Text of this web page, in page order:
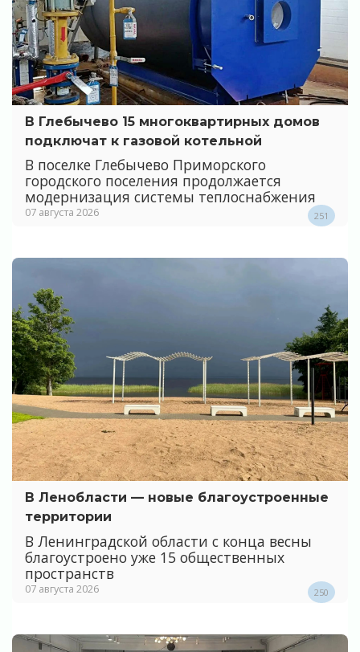
В Глебычево 15 многоквартирных домов
подключат к газовой котельной
В поселке Глебычево Приморского
городского поселения продолжается
модернизация системы теплоснабжения
07 августа 2026 251
В Ленобласти — новые благоустроенные
территории
В Ленинградской области с конца весны
благоустроено уже 15 общественных
пространств
07 августа 2026 250